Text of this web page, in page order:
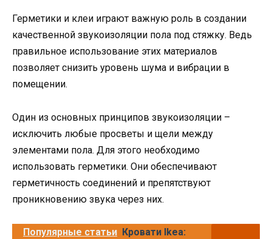
Герметики и клеи играют важную роль в создании
качественной звукоизоляции пола под стяжку. Ведь
правильное использование этих материалов
позволяет снизить уровень шума и вибрации в
помещении.
Один из основных принципов звукоизоляции –
исключить любые просветы и щели между
элементами пола. Для этого необходимо
использовать герметики. Они обеспечивают
герметичность соединений и препятствуют
проникновению звука через них.
Популярные статьи Кровати Ikea: